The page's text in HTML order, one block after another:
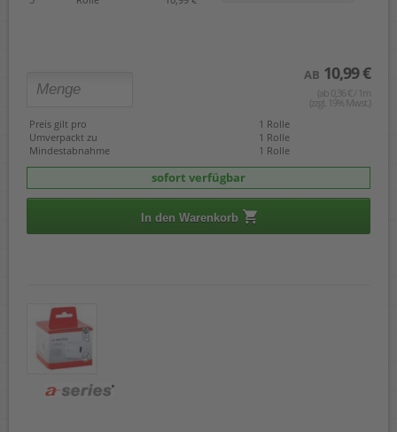
AB 10,99 €
(ab 0,36 € / 1m
(zzgl. 19% Mwst.)
Preis gilt pro
1 Rolle
Umverpackt zu
1 Rolle
Mindestabnahme
1 Rolle
sofort verfügbar
In den Warenkorb